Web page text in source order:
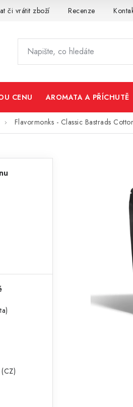
či vrátit zboží Recenze
CENU AROMATA A PŘÍCHUTĚ
Flavormonks - Classic Bastrads